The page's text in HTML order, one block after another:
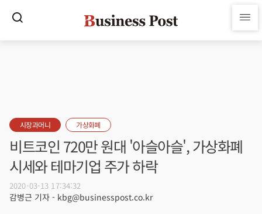
시장과머니 가상화폐
비트코인 720만 원대 '아슬아슬', 가상화폐
시세와 테마기업 주가 하락
2020-03-13 17:34:32
감병근 기자 - kbg@businesspost.co.kr